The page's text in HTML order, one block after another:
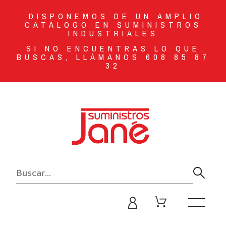
DISPONEMOS DE UN AMPLIO
CATÁLOGO EN SUMINISTROS
INDUSTRIALES
SI NO ENCUENTRAS LO QUE
BUSCAS, LLÁMANOS 608 85 87
32